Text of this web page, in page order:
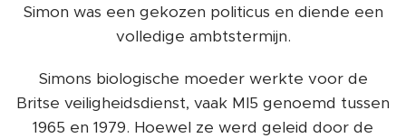
Simon was een gekozen politicus en diende een
volledige ambtstermijn.
Simons biologische moeder werkte voor de
Britse veiligheidsdienst, vaak MI5 genoemd tussen
1965 en 1979. Hoewel ze werd geleid door de